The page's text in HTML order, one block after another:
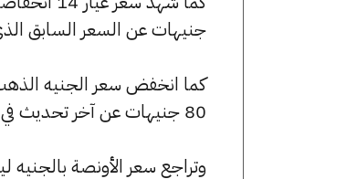
جنيهات عن السعر السابق الذي بلغ 4785 جنيهًا للبيع و4740
80 جنيهات عن آخر تحديث في مصر 365.